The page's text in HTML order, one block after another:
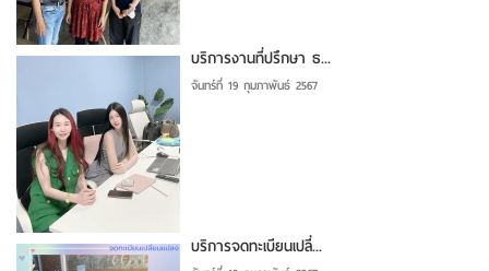
บริการงานที่ปรึกษา ธ...
จันทร์ที่ 19 กุมภาพันธ์ 2567
บริการจดทะเบียนเปลี่...